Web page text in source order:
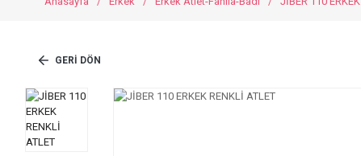
GERI DÖN